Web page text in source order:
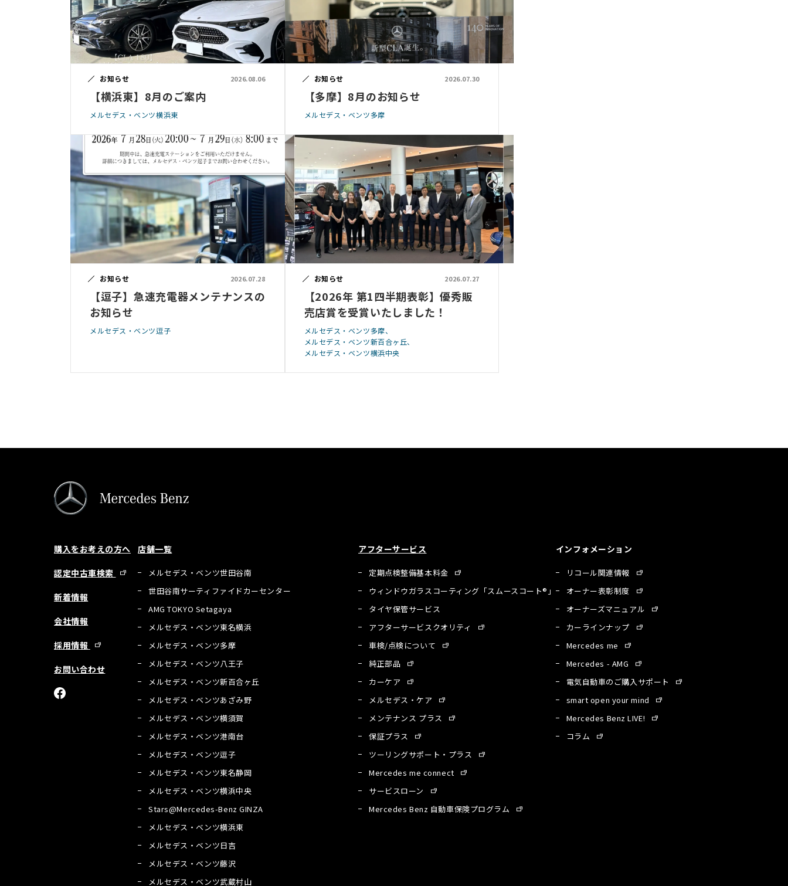
お知らせ 2026.08.06
【横浜東】8月のご案内
メルセデス・ベンツ横浜東
お知らせ 2026.07.30
【多摩】8月のお知らせ
メルセデス・ベンツ多摩
お知らせ 2026.07.28
【逗子】急速充電器メンテナンスの
お知らせ
メルセデス・ベンツ逗子
お知らせ 2026.07.27
【2026年 第1四半期表彰】優秀販
売店賞を受賞いたしました！
メルセデス・ベンツ多摩
メルセデス・ベンツ新百合ヶ丘
メルセデス・ベンツ横浜中央
購入をお考えの方へ
認定中古車検索
新着情報
会社情報
採用情報
お問い合わせ
店舗一覧
メルセデス・ベンツ世田谷南
世田谷南サーティファイドカーセンター
AMG TOKYO Setagaya
メルセデス・ベンツ東名横浜
メルセデス・ベンツ多摩
メルセデス・ベンツ八王子
メルセデス・ベンツ新百合ヶ丘
メルセデス・ベンツあざみ野
メルセデス・ベンツ横須賀
メルセデス・ベンツ港南台
メルセデス・ベンツ逗子
メルセデス・ベンツ東名静岡
メルセデス・ベンツ横浜中央
Stars@Mercedes-Benz GINZA
メルセデス・ベンツ横浜東
メルセデス・ベンツ日吉
メルセデス・ベンツ藤沢
メルセデス・ベンツ武蔵村山
アフターサービス
定期点検整備基本料金
ウィンドウガラスコーティング「スムースコート®」
タイヤ保管サービス
アフターサービスクオリティ
車検/点検について
純正部品
カーケア
メルセデス・ケア
メンテナンス プラス
保証プラス
ツーリングサポート・プラス
Mercedes me connect
サービスローン
Mercedes Benz 自動車保険プログラム
インフォメーション
リコール関連情報
オーナー表彰制度
オーナーズマニュアル
カーラインナップ
Mercedes me
Mercedes - AMG
電気自動車のご購入サポート
smart open your mind
Mercedes Benz LIVE!
コラム